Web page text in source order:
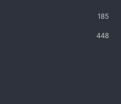
185
448